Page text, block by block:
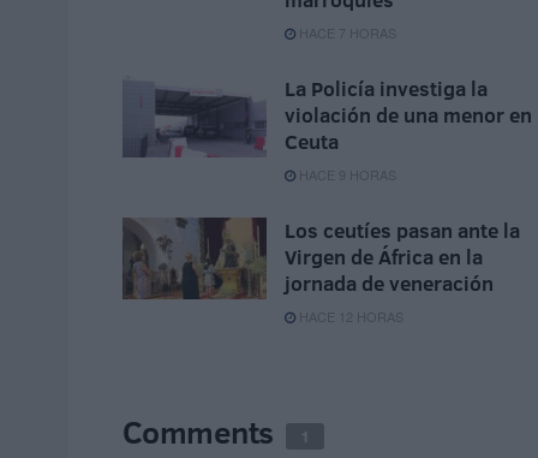
HACE 7 HORAS
La Policía investiga la
violación de una menor en
Ceuta
HACE 9 HORAS
Los ceutíes pasan ante la
Virgen de África en la
jornada de veneración
HACE 12 HORAS
Comments 1